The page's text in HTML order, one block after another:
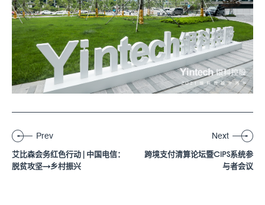
Prev
艾比森会务红色行动|中国电信：
脱贫攻坚→乡村振兴
Next
跨境支付清算论坛暨CIPS系统参
与者会议